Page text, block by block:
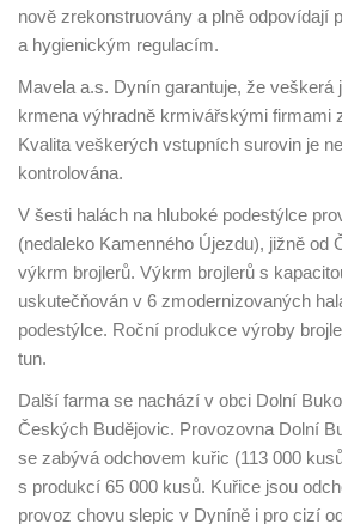
nově zrekonstruovány a plně odpovídají
a hygienickým regulacím.
Mavela a.s. Dynín garantuje, že veškerá
krmena výhradně krmivářskými firmami
Kvalita veškerých vstupních surovin je
kontrolována.
V šesti halách na hluboké podestýlce
(nedaleko Kamenného Újezdu), jižně od
výkrm brojlerů. Výkrm brojlerů s
uskutečňován v 6 zmodernizovaných
podestýlce. Roční produkce výroby
tun.
Další farma se nachází v obci Dolní
Českých Budějovic. Provozovna Dolní
se zabývá odchovem kuřic (113 000
s produkcí 65 000 kusů. Kuřice jsou
provoz chovu slepic v Dyníně i pro cizí